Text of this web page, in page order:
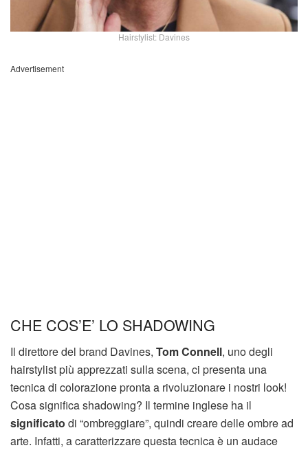
Hairstylist: Davines
Advertisement
CHE COS’E’ LO SHADOWING
Il direttore del brand Davines, Tom Connell, uno degli
hairstylist più apprezzati sulla scena, ci presenta una
tecnica di colorazione pronta a rivoluzionare i nostri look!
Cosa significa shadowing? Il termine inglese ha il
significato di “ombreggiare”, quindi creare delle ombre ad
arte. Infatti, a caratterizzare questa tecnica è un audace